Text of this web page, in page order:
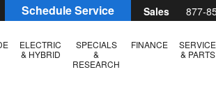
Sales 877-
Schedule Service
ELECTRIC
& HYBRID
SPECIALS
&
RESEARCH
FINANCE
SERVICE
& PARTS